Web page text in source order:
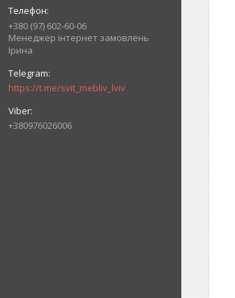
+380 (97) 602-60-06
Менеджер інтернет замовлень
Ірина
https://t.me/svit_mebliv_lviv
+380976026006